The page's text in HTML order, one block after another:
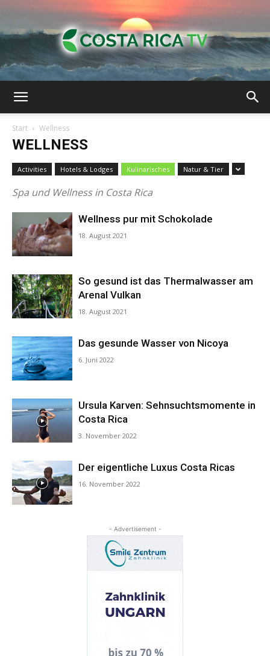
Rica-
TV
Aktuelle
Nachrichten
Start Wellness
WELLNESS
Activities Hotels & Lodges Kulinarisches Natur & Tier
Spa und Wellness in Costa Rica
Wellness pur mit Schokolade
18. August 2021
So gesund ist das Thermalwasser am
Arenal Vulkan
18. August 2021
Das gesunde Wasser von Nicoya
6. Juni 2022
Ursula Karven: Sehnsuchtsmomente in
Costa Rica
3. November 2022
Der eigentliche Luxus Costa Ricas
16. November 2022
- Advertisement -